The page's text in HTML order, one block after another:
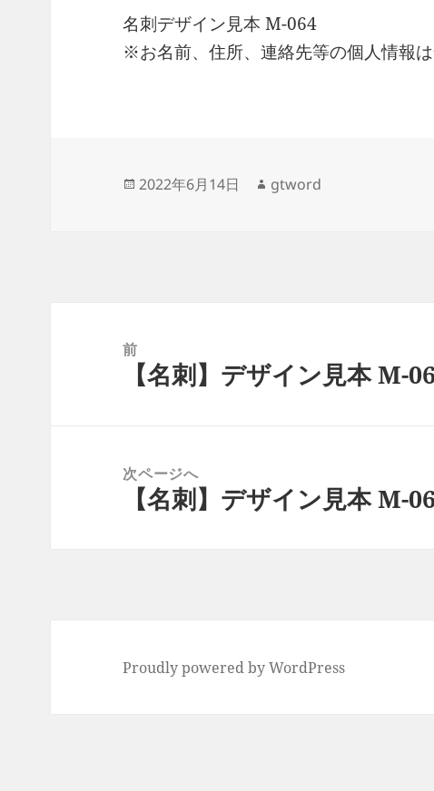
名刺デザイン見本 M-064
※お名前、住所、連絡先等の個人情報
投
2022年6月14日
作
gtword
前
【名刺】デザイン見本 M-
次ページへ
【名刺】デザイン見本 M-
Proudly powered by WordPress